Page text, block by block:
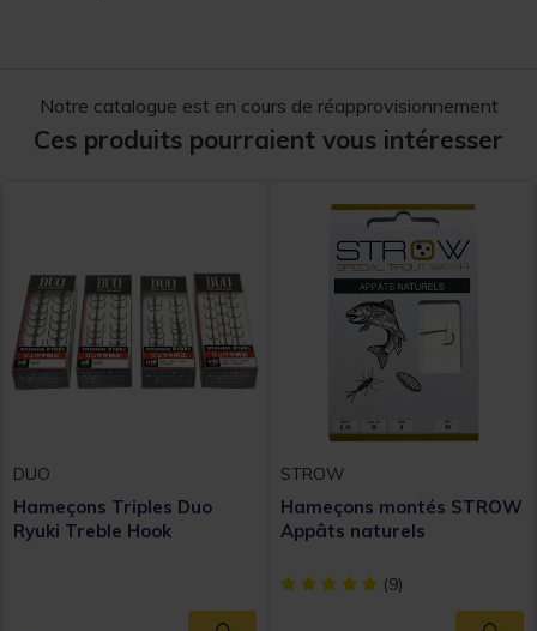
Notre catalogue est en cours de réapprovisionnement
Ces produits pourraient vous intéresser
DUO
Hameçons Triples Duo
Ryuki Treble Hook
STROW
Hameçons montés STROW
Appâts naturels
[object Object] out of 5
(9)